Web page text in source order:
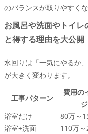
のバランスが取りやすくな
お風呂や洗面やトイレ
と得する理由を大公開
水回りは「一気にやるか
が大きく変わります。
工事パターン
費用の
ジ
浴室だけ
80万～
浴室+洗面
110万